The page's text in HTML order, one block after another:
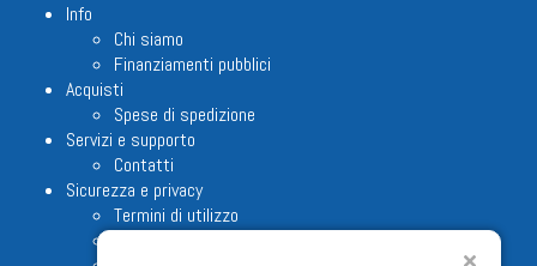
Info
Chi siamo
Finanziamenti pubblici
Acquisti
Spese di spedizione
Servizi e supporto
Contatti
Sicurezza e privacy
Termini di utilizzo